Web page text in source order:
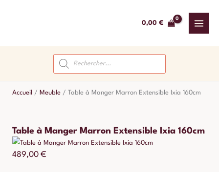
0,00 €
Recherche
de
produits
Accueil / Meuble / Table à Manger Marron Extensible Ixia 160cm
Table à Manger Marron Extensible Ixia 160cm
489,00 €